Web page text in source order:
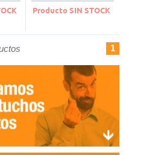
Producto SIN STOCK
1